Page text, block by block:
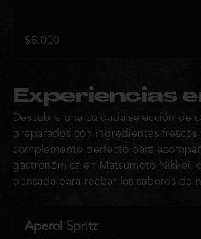
$5.000
Experiencias
Descubre una cuidada selección de
preparados con ingredientes frescos
complemento perfecto para
gastronómica en Matsumoto Nikkei,
pensada para realzar los sabores de
Aperol Spritz